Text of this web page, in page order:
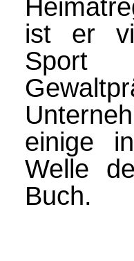
ist er
einige
Welle
Buch.